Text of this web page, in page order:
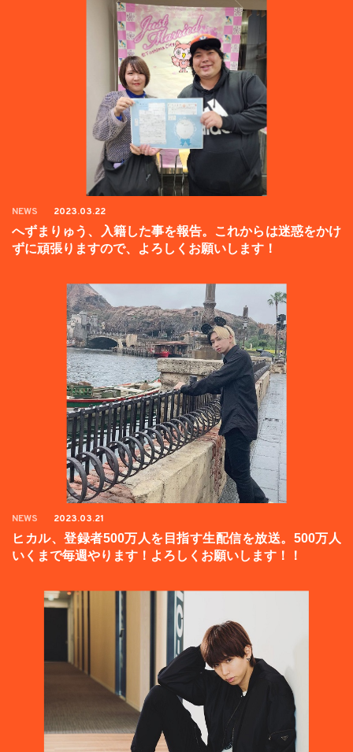
NEWS 2023.03.22
へずまりゅう、入籍した事を報告。これからは迷惑をかけ
ずに頑張りますので、よろしくお願いします！
NEWS 2023.03.21
ヒカル、登録者500万人を目指す生配信を放送。500万人
いくまで毎週やります！よろしくお願いします！！